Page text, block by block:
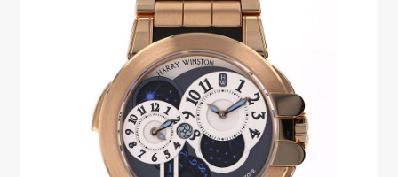
ランゲ＆ゾーネ ブレゲ
PATEK PHILIPPE
パテック・フィリップ
IWC
IWC
FRANCK MULLER
フランク・ミュラー
RICHARD MILLE
リシャール・ミル
VACHERON
CONSTANTIN
ヴァシュロン・コンスタ
ンタン
PANERAI
パネライ
NOMBRE
ノンブル
NOMBRE putite
ノンブルプティ
ALPHA
アルファ
ALPHA putite
アルファプティ
eclat
エクラ
RICH CROSS
リッチクロス
TwinPinky
ツインピンキー
チャーム
その他
エルメスバッグ